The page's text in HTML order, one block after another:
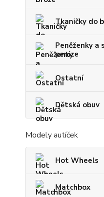
Tkaničky do
Peněženky a
peníze
Ostatní
Dětská obuv
Modely autíček
Hot Wheels
Matchbox